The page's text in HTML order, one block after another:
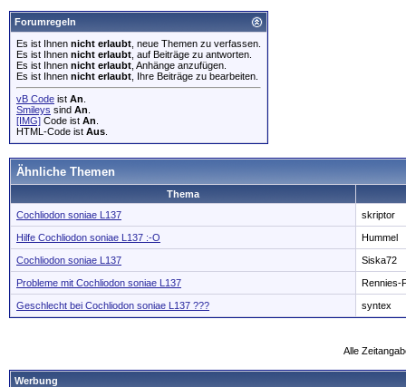
Forumregeln
Es ist Ihnen nicht erlaubt , neue Themen zu verfassen.
Es ist Ihnen nicht erlaubt , auf Beiträge zu antworten.
Es ist Ihnen nicht erlaubt , Anhänge anzufügen.
Es ist Ihnen nicht erlaubt , Ihre Beiträge zu bearbeiten.
vB Code ist An
Smileys sind An
[IMG] Code ist An
HTML-Code ist Aus
Ähnliche Themen
Thema
Cochliodon soniae L137
skriptor
Hilfe Cochliodon soniae L137 :-O Hummel
Cochliodon soniae L137 Siska72
Probleme mit Cochliodon soniae L137 Rennies-
Geschlecht bei Cochliodon soniae L137 ??? syntex
Alle
Werbung